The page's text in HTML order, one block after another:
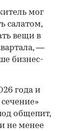
мог
салатом,
вещи в
—
бизнес-
года и
общепит,
не менее